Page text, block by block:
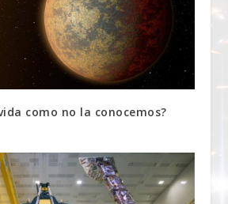
como no la conocemos?